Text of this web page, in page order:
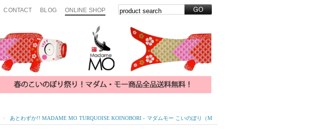
CONTACT BLOG ONLINE SHOP
>
あとわずか!! MADAME MO TURQUOISE KOINOBORI - マダムモー こいのぼり（M